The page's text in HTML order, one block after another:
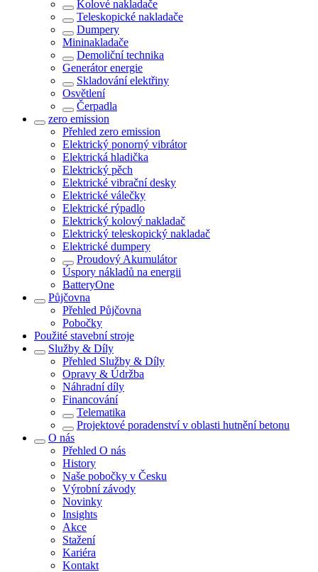
Kolové nakladače
Teleskopické nakladače
Dumpery
Mininakladače
Demoliční technika
Generátor energie
Skladování elektřiny
Osvětlení
Čerpadla
zero emission
Přehled zero emission
Elektrický ponorný vibrátor
Elektrická hladička
Elektrický pěch
Elektrické vibrační desky
Elektrické válečky
Elektrické rýpadlo
Elektrický kolový nakladač
Elektrický teleskopický nakladač
Elektrické dumpery
Proudový Akumulátor
Úspory nákladů na energii
BatteryOne
Půjčovna
Přehled Půjčovna
Pobočky
Použité stavební stroje
Služby & Díly
Přehled Služby & Díly
Opravy & Údržba
Náhradní díly
Financování
Telematika
Projektové poradenství v oblasti hutnění betonu
O nás
Přehled O nás
History
Naše pobočky v Česku
Výrobní závody
Novinky
Insights
Akce
Stažení
Kariéra
Kontakt